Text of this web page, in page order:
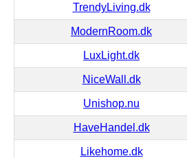
TrendyLiving.dk
ModernRoom.dk
LuxLight.dk
NiceWall.dk
Unishop.nu
HaveHandel.dk
Likehome.dk